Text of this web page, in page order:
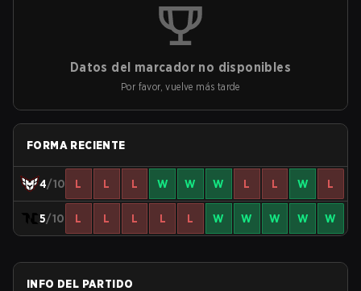
Datos del marcador no disponibles
Por favor, vuelve más tarde
FORMA RECIENTE
4/10 L L L W W W L L W L
5/10 L L L L L W W W W W
INFO DEL PARTIDO